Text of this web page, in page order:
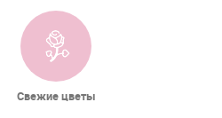
Свежие цветы